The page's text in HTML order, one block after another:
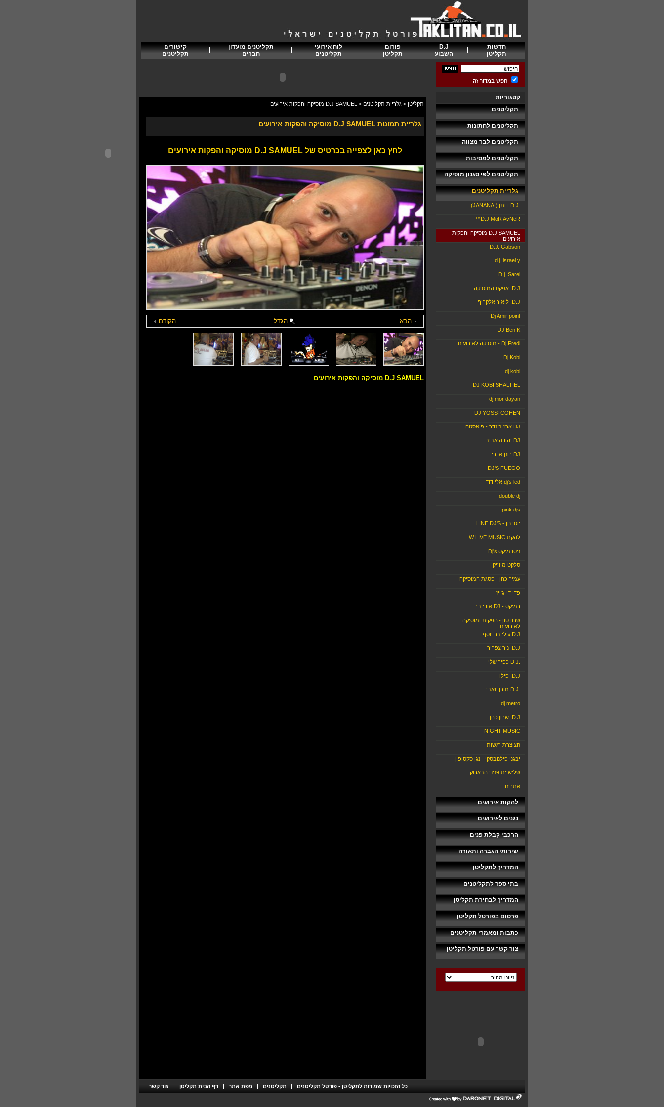
חדשות
תקליטן
D.J
השבוע
פורום
תקליטן
לוח אירועי
תקליטנים
תקליטנים מועדון
חברים
קישורים
תקליטנים
חפש במדור זה
קטגוריות
תקליטנים
תקליטנים לחתונות
תקליטנים לבר מצווה
תקליטנים למסיבות
תקליטנים לפי סגנון מוסיקה
גלריית תקליטנים
D.J MoR AvNeR™
D.J SAMUEL מוסיקה והפקות
אירועים
D.J. Gabson
d.j. israel.y
D.j. Sarel
D.J. אפקט המוסיקה
D.J. ליאור אלקריף
Dj Amir point
DJ Ben K
Dj Fredi - מוסיקה לאירועים
Dj Kobi
dj kobi
DJ KOBI SHALTIEL
dj mor dayan
DJ YOSSI COHEN
DJ ארז בינדר - פיאסטה
DJ יהודה אביב
DJ רונן אדרי
DJ'S FUEGO
dj's led אלי דוד
double dj
pink djs
יוסי חן - LINE DJ'S
להקת W LIVE MUSIC
ניסו מיקס Dj's
סלקט מיוזיק
עמיר כהן - פסגת המוסיקה
פדי די-ג'ייז
רמיקס - DJ אודי בר
שרון טון - הפקות ומוסיקה
לאירועים
D.J גילי בר יוסף
D.J. ניר צפריר
D.J. פילו
dj metro
D.J. שרון כהן
NIGHT MUSIC
חצוצרת רגשות
יבגני פילנובסקי - נגן סקסופון
שלישיית פניני הבארוק
אתרים
להקות אירועים
נגנים לאירועים
הרכבי קבלת פנים
שירותי הגברה ותאורה
המדריך לתקליטן
בתי ספר לתקליטנים
המדריך לבחירת תקליטן
פרסום בפורטל תקליטן
כתבות ומאמרי תקליטנים
צור קשר עם פורטל תקליטן
תקליטן > גלריית תקליטנים > D.J SAMUEL מוסיקה והפקות אירועים
גלריית תמונות D.J SAMUEL מוסיקה והפקות אירועים
לחץ כאן לצפייה בכרטיס של D.J SAMUEL מוסיקה והפקות אירועים
הקודם הגדל הבא
D.J SAMUEL מוסיקה והפקות אירועים
כל הזכויות שמורות לתקליטן - פורטל תקליטנים תקליטנים מפת אתר דף הבית תקליטן צור קשר
דרונט